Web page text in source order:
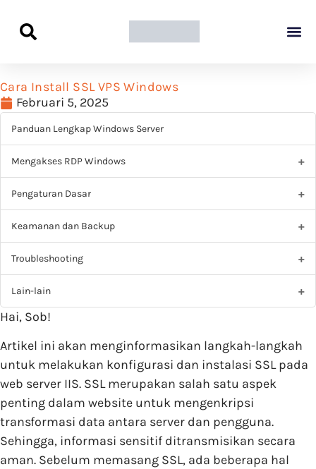
Cara Install SSL VPS Windows
Februari 5, 2025
Panduan Lengkap Windows Server
Mengakses RDP Windows
Pengaturan Dasar
Keamanan dan Backup
Troubleshooting
Lain-lain
Hai, Sob!
Artikel ini akan menginformasikan langkah-langkah
untuk melakukan konfigurasi dan instalasi SSL pada
web server IIS. SSL merupakan salah satu aspek
penting dalam website untuk mengenkripsi
transformasi data antara server dan pengguna.
Sehingga, informasi sensitif ditransmisikan secara
aman. Sebelum memasang SSL, ada beberapa hal